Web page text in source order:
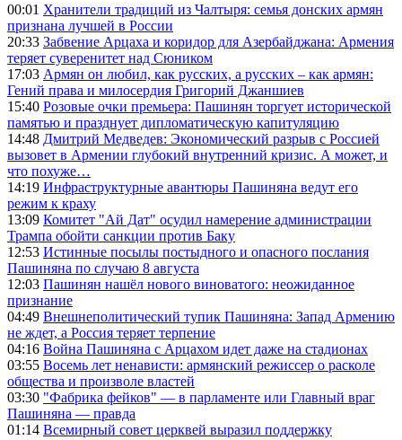
00:01 Хранители традиций из Чалтыря: семья донских армян
признана лучшей в России
20:33 Забвение Арцаха и коридор для Азербайджана: Армения
теряет суверенитет над Сюником
17:03 Армян он любил, как русских, а русских – как армян:
Гений права и милосердия Григорий Джаншиев
15:40 Розовые очки премьера: Пашинян торгует исторической
памятью и празднует дипломатическую капитуляцию
14:48 Дмитрий Медведев: Экономический разрыв с Россией
вызовет в Армении глубокий внутренний кризис. А может, и
что похуже…
14:19 Инфраструктурные авантюры Пашиняна ведут его
режим к краху
13:09 Комитет "Ай Дат" осудил намерение администрации
Трампа обойти санкции против Баку
12:53 Истинные посылы постыдного и опасного послания
Пашиняна по случаю 8 августа
12:03 Пашинян нашёл нового виноватого: неожиданное
признание
04:49 Внешнеполитический тупик Пашиняна: Запад Армению
не ждет, а Россия теряет терпение
04:16 Война Пашиняна с Арцахом идет даже на стадионах
03:55 Восемь лет ненависти: армянский режиссер о расколе
общества и произволе властей
03:30 "Фабрика фейков" — в парламенте или Главный враг
Пашиняна — правда
01:14 Всемирный совет церквей выразил поддержку